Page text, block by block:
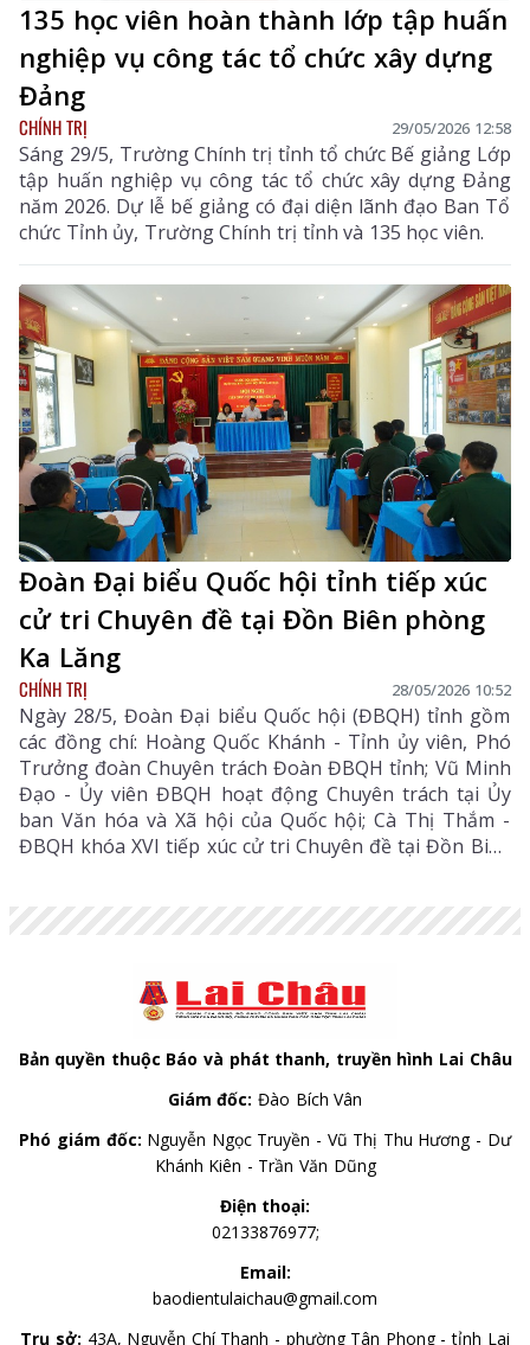
135 học viên hoàn thành lớp tập huấn
nghiệp vụ công tác tổ chức xây dựng
Đảng
CHÍNH TRỊ 29/05/2026 12:58
Sáng 29/5, Trường Chính trị tỉnh tổ chức Bế giảng Lớp
tập huấn nghiệp vụ công tác tổ chức xây dựng Đảng
năm 2026. Dự lễ bế giảng có đại diện lãnh đạo Ban Tổ
chức Tỉnh ủy, Trường Chính trị tỉnh và 135 học viên.
Đoàn Đại biểu Quốc hội tỉnh tiếp xúc
cử tri Chuyên đề tại Đồn Biên phòng
Ka Lăng
CHÍNH TRỊ 28/05/2026 10:52
Ngày 28/5, Đoàn Đại biểu Quốc hội (ĐBQH) tỉnh gồm
các đồng chí: Hoàng Quốc Khánh - Tỉnh ủy viên, Phó
Trưởng đoàn Chuyên trách Đoàn ĐBQH tỉnh; Vũ Minh
Đạo - Ủy viên ĐBQH hoạt động Chuyên trách tại Ủy
ban Văn hóa và Xã hội của Quốc hội; Cà Thị Thắm -
ĐBQH khóa XVI tiếp xúc cử tri Chuyên đề tại Đồn Biên
Bản quyền thuộc Báo và phát thanh, truyền hình Lai Châu
Giám đốc: Đào Bích Vân
Phó giám đốc: Nguyễn Ngọc Truyền - Vũ Thị Thu Hương - Dư
Khánh Kiên - Trần Văn Dũng
Điện thoại:
02133876977;
Email:
baodientulaichau@gmail.com
Trụ sở: 43A, Nguyễn Chí Thanh - phường Tân Phong - tỉnh Lai